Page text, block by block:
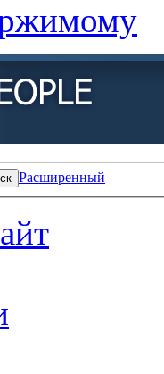
Расширенный